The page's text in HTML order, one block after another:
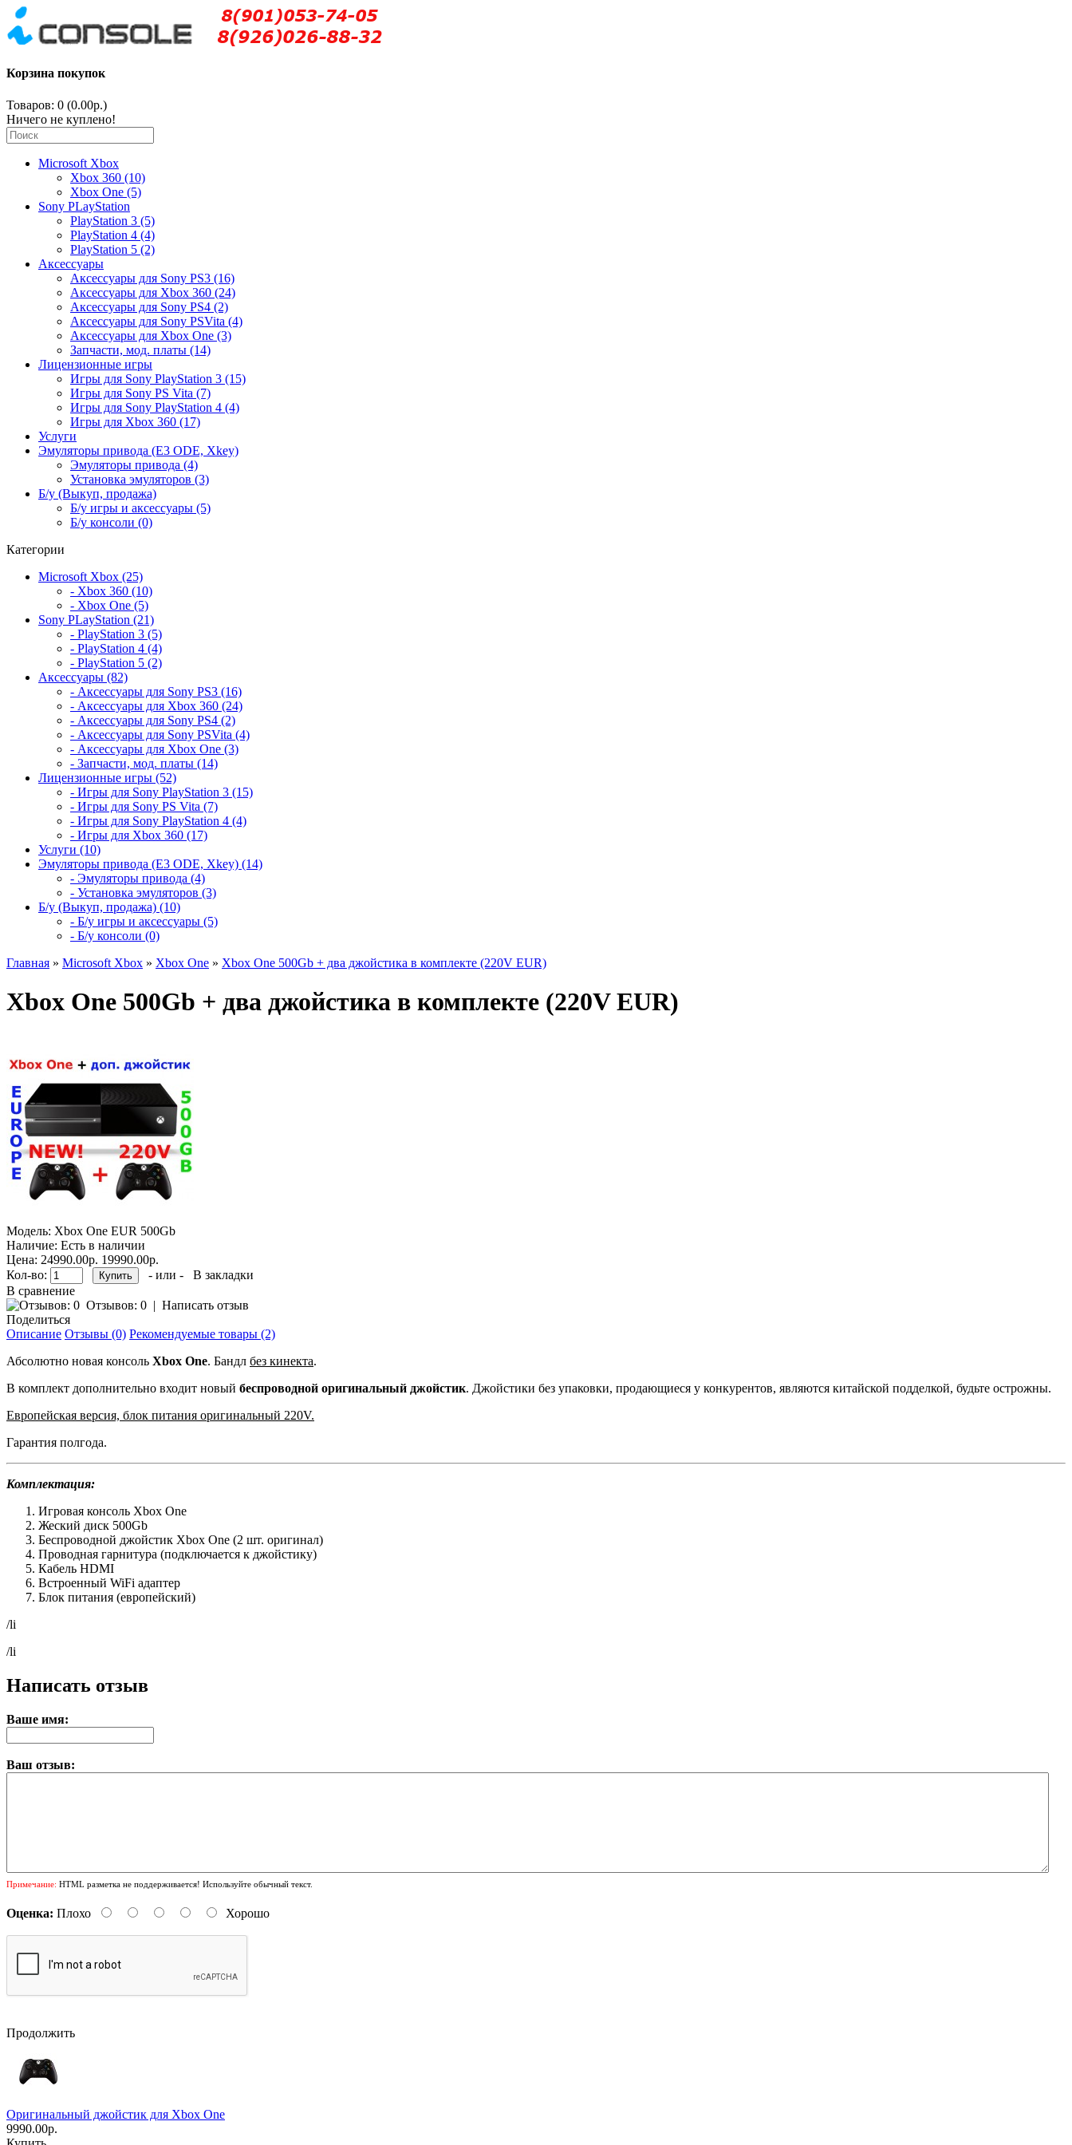
Корзина покупок
Товаров: 0 (0.00р.)
Ничего не куплено!
Microsoft Xbox
Xbox 360 (10)
Xbox One (5)
Sony PLayStation
PlayStation 3 (5)
PlayStation 4 (4)
PlayStation 5 (2)
Аксессуары
Аксессуары для Sony PS3 (16)
Аксессуары для Xbox 360 (24)
Аксессуары для Sony PS4 (2)
Аксессуары для Sony PSVita (4)
Аксессуары для Xbox One (3)
Запчасти, мод. платы (14)
Лицензионные игры
Игры для Sony PlayStation 3 (15)
Игры для Sony PS Vita (7)
Игры для Sony PlayStation 4 (4)
Игры для Xbox 360 (17)
Услуги
Эмуляторы привода (E3 ODE, Xkey)
Эмуляторы привода (4)
Установка эмуляторов (3)
Б/у (Выкуп, продажа)
Б/у игры и аксессуары (5)
Б/у консоли (0)
Категории
Microsoft Xbox (25)
- Xbox 360 (10)
- Xbox One (5)
Sony PLayStation (21)
- PlayStation 3 (5)
- PlayStation 4 (4)
- PlayStation 5 (2)
Аксессуары (82)
- Аксессуары для Sony PS3 (16)
- Аксессуары для Xbox 360 (24)
- Аксессуары для Sony PS4 (2)
- Аксессуары для Sony PSVita (4)
- Аксессуары для Xbox One (3)
- Запчасти, мод. платы (14)
Лицензионные игры (52)
- Игры для Sony PlayStation 3 (15)
- Игры для Sony PS Vita (7)
- Игры для Sony PlayStation 4 (4)
- Игры для Xbox 360 (17)
Услуги (10)
Эмуляторы привода (E3 ODE, Xkey) (14)
- Эмуляторы привода (4)
- Установка эмуляторов (3)
Б/у (Выкуп, продажа) (10)
- Б/у игры и аксессуары (5)
- Б/у консоли (0)
Главная » Microsoft Xbox » Xbox One » Xbox One 500Gb + два джойстика в комплекте (220V EUR)
Xbox One 500Gb + два джойстика в комплекте (220V EUR)
Модель: Xbox One EUR 500Gb
Наличие: Есть в наличии
Цена: 24990.00р. 19990.00р.
Кол-во:
- или -
В закладки
В сравнение
Отзывов: 0 | Написать отзыв
Поделиться
Описание Отзывы (0) Рекомендуемые товары (2)
Абсолютно новая консоль Xbox One. Бандл без кинекта.
В комплект дополнительно входит новый беспроводной оригинальный джойстик. Джойстики без упаковки, продающиеся у конкурентов, являются китайской подделкой, будьте острожны.
Европейская версия, блок питания оригинальный 220V.
Гарантия полгода.
Комплектация:
Игровая консоль Xbox One
Жеский диск 500Gb
Беспроводной джойстик Xbox One (2 шт. оригинал)
Проводная гарнитура (подключается к джойстику)
Кабель HDMI
Встроенный WiFi адаптер
Блок питания (европейский)
/li
/li
Написать отзыв
Ваше имя:
Ваш отзыв:
Примечание: HTML разметка не поддерживается! Используйте обычный текст.
Оценка: Плохо Хорошо
Продолжить
Оригинальный джойстик для Xbox One
9990.00р.